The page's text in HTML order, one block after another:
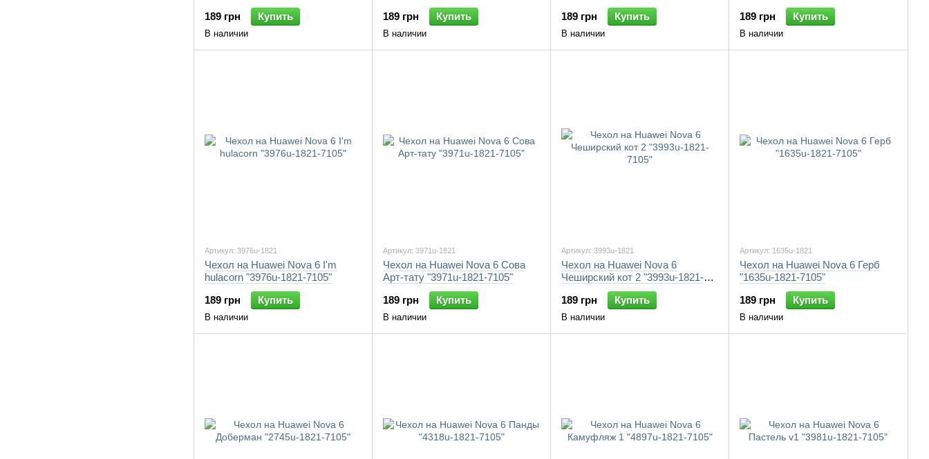
189 грн
Купить
В наличии
189 грн
Купить
В наличии
189 грн
Купить
В наличии
189 грн
Купить
В наличии
Артикул: 3976u-1821
Чехол на Huawei Nova 6 I'm
hulacorn "3976u-1821-7105"
189 грн
Купить
В наличии
Артикул: 3971u-1821
Чехол на Huawei Nova 6 Сова
Арт-тату "3971u-1821-7105"
189 грн
Купить
В наличии
Артикул: 3993u-1821
Чехол на Huawei Nova 6
Чеширский кот 2 "3993u-1821-
189 грн
Купить
В наличии
Артикул: 1635u-1821
Чехол на Huawei Nova 6 Герб
"1635u-1821-7105"
189 грн
Купить
В наличии